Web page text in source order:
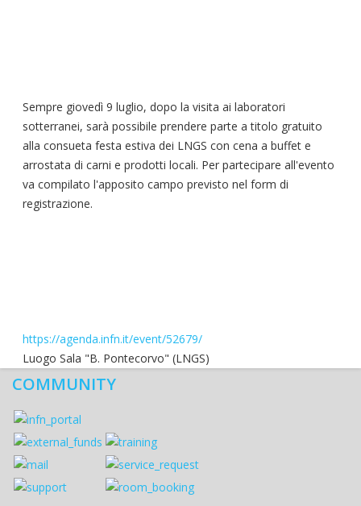
Sempre giovedì 9 luglio, dopo la visita ai laboratori
sotterranei, sarà possibile prendere parte a titolo gratuito
alla consueta festa estiva dei LNGS con cena a buffet e
arrostata di carni e prodotti locali. Per partecipare all'evento
va compilato l'apposito campo previsto nel form di
registrazione.
https://agenda.infn.it/event/52679/
Luogo Sala "B. Pontecorvo" (LNGS)
COMMUNITY